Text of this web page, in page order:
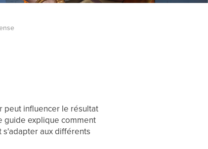
peut influencer le résultat
guide explique comment
aux différents